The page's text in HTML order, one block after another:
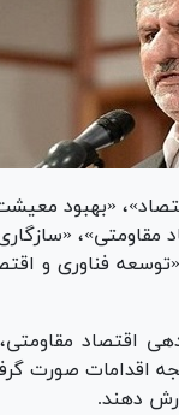
«بهبود
فناوری و
به تصویب نامه مورخ ۲۴/۴/۱۳۹۸ ستاد فرماندهی اقتصاد
اقدامات صورت
دهند.